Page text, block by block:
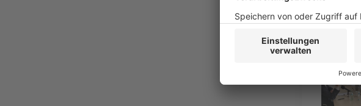
Anzeige